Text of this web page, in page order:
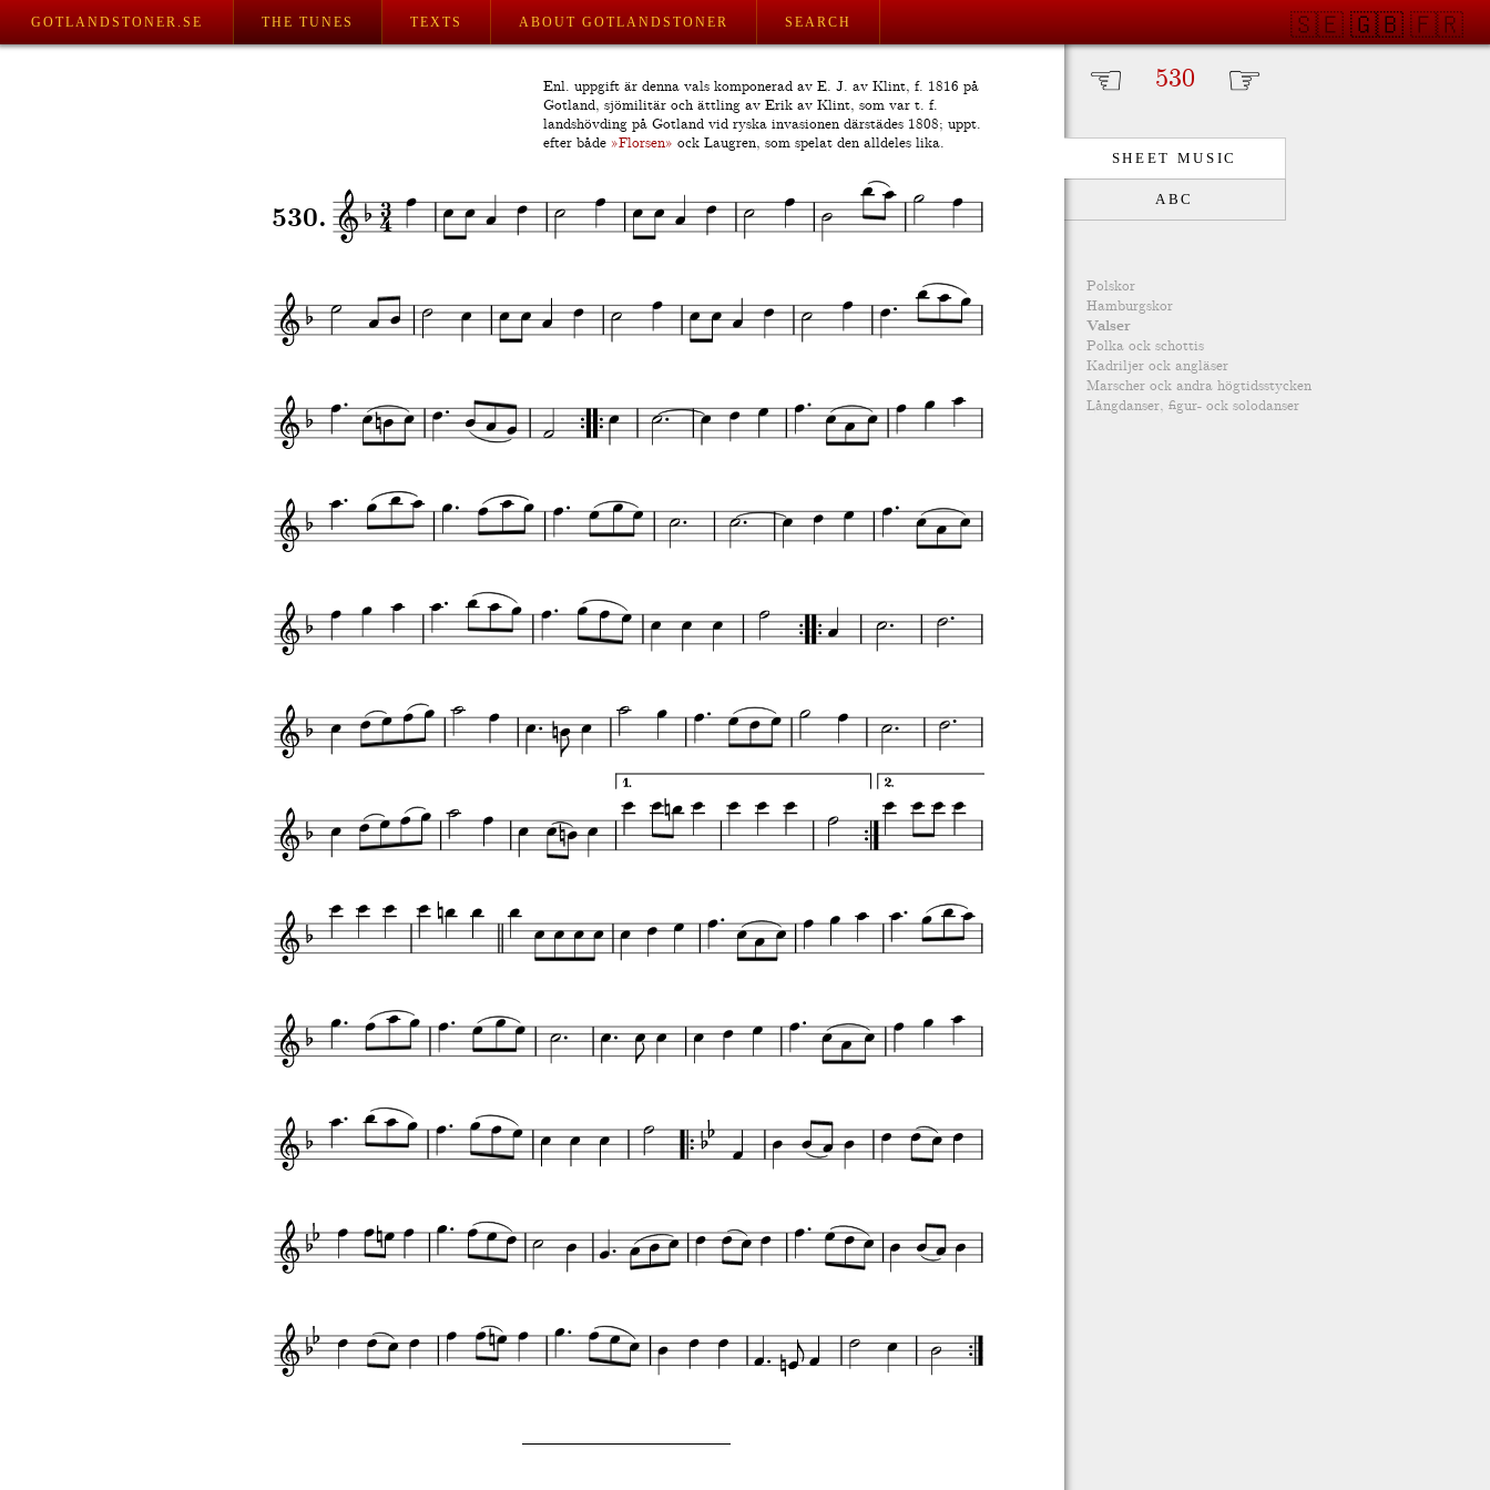
GOTLANDSTONER.SE THE TUNES TEXTS ABOUT GOTLANDSTONER SEARCH 🇸🇪 🇬🇧 🇫🇷
Enl. uppgift är denna vals komponerad av E. J. av Klint, f. 1816 på
Gotland, sjömilitär och ättling av Erik av Klint, som var t. f.
landshövding på Gotland vid ryska invasionen därstädes 1808; uppt.
efter både »Florsen» ock Laugren, som spelat den alldeles lika.
530.
☜ ☞
SHEET MUSIC
ABC
Polskor
Hamburgskor
Valser
Polka ock schottis
Kadriljer ock angläser
Marscher ock andra högtidsstycken
Långdanser, figur- ock solodanser